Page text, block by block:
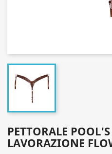
PETTORALE
LAVORAZIONE